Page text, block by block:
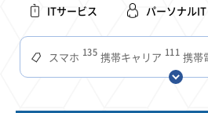
ITサービス
パーソナルIT
スマホ 135 携帯キャリア 111 携帯
スマートデバイス 68 通信速度 65 ビ